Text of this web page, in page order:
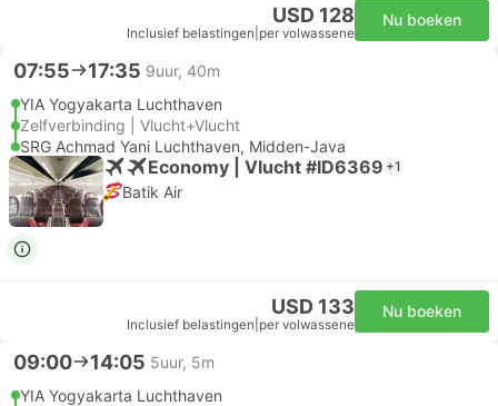
USD 128
Inclusief belastingen per volwassene
Nu boeken
07:55 17:35 9uur, 40m
YIA Yogyakarta Luchthaven
Zelfverbinding | Vlucht+Vlucht
SRG Achmad Yani Luchthaven, Midden-Java
Economy | Vlucht #ID6369 +1
Batik Air
USD 133
Inclusief belastingen per volwassene
Nu boeken
09:00 14:05 5uur, 5m
YIA Yogyakarta Luchthaven